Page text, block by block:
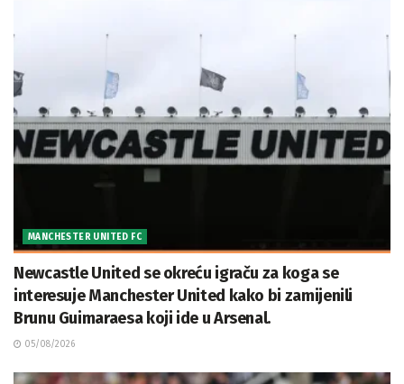
MANCHESTER UNITED FC
Newcastle United se okreću igraču za koga se
interesuje Manchester United kako bi zamijenili
Brunu Guimaraesa koji ide u Arsenal.
05/08/2026